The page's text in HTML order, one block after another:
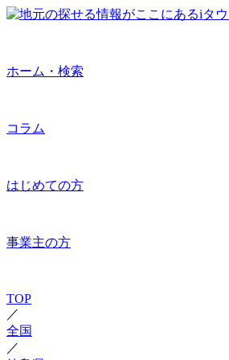
ホーム・検索
コラム
はじめての方
事業主の方
TOP
／
全国
／